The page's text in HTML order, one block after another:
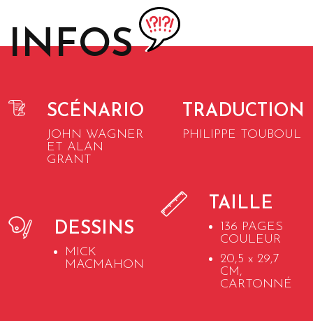
INFOS
SCÉNARIO
JOHN WAGNER
ET ALAN
GRANT
DESSINS
MICK
MACMAHON
TRADUCTION
PHILIPPE TOUBOUL
TAILLE
136 PAGES
COULEUR
20,5 x 29,7
CM,
CARTONNÉ